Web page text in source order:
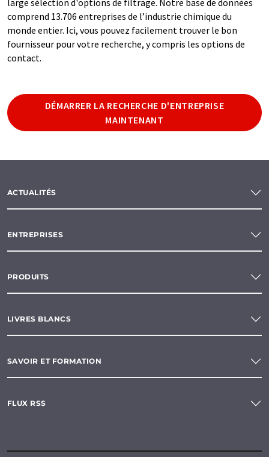
comprend 13.706 entreprises de l’industrie chimique du
monde entier. Ici, vous pouvez facilement trouver le bon
fournisseur pour votre recherche, y compris les options de
contact.
DÉMARRER LA RECHERCHE D'ENTREPRISE
MAINTENANT
ACTUALITÉS
ENTREPRISES
PRODUITS
LIVRES BLANCS
SAVOIR ET FORMATION
FLUX RSS